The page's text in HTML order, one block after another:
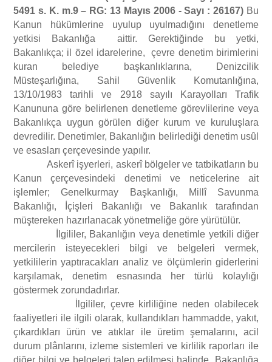
5491 s. K. m.9 – RG: 13 Mayıs 2006 - Sayı : 26167) Bu
Kanun hükümlerine uyulup uyulmadığını denetleme
yetkisi Bakanlığa aittir. Gerektiğinde bu yetki,
Bakanlıkça; il özel idarelerine, çevre denetim birimlerini
kuran belediye başkanlıklarına, Denizcilik
Müsteşarlığına, Sahil Güvenlik Komutanlığına,
13/10/1983 tarihli ve 2918 sayılı Karayolları Trafik
Kanununa göre belirlenen denetleme görevlilerine veya
Bakanlıkça uygun görülen diğer kurum ve kuruluşlara
devredilir. Denetimler, Bakanlığın belirlediği denetim usûl
ve esasları çerçevesinde yapılır.
Askerî işyerleri, askerî bölgeler ve tatbikatların bu
Kanun çerçevesindeki denetimi ve neticelerine ait
işlemler; Genelkurmay Başkanlığı, Millî Savunma
Bakanlığı, İçişleri Bakanlığı ve Bakanlık tarafından
müştereken hazırlanacak yönetmeliğe göre yürütülür.
İlgililer, Bakanlığın veya denetimle yetkili diğer
mercilerin isteyecekleri bilgi ve belgeleri vermek,
yetkililerin yaptıracakları analiz ve ölçümlerin giderlerini
karşılamak, denetim esnasında her türlü kolaylığı
göstermek zorundadırlar.
İlgililer, çevre kirliliğine neden olabilecek
faaliyetleri ile ilgili olarak, kullandıkları hammadde, yakıt,
çıkardıkları ürün ve atıklar ile üretim şemalarını, acil
durum plânlarını, izleme sistemleri ve kirlilik raporları ile
diğer bilgi ve belgeleri talep edilmesi halinde Bakanlığa